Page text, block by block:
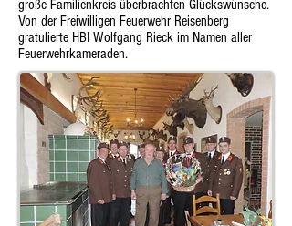
große Familienkreis überbrachten Glückswünsche.
Von der Freiwilligen Feuerwehr Reisenberg
gratulierte HBI Wolfgang Rieck im Namen aller
Feuerwehrkameraden.